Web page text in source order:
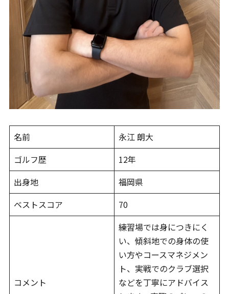
名前
永江 朗大
ゴルフ歴
12年
出身地
福岡県
ベストスコア
70
コメント
練習場では身につきにく
い、傾斜地での身体の使
い方やコースマネジメン
ト、実戦でのクラブ選択
などを丁寧にアドバイス